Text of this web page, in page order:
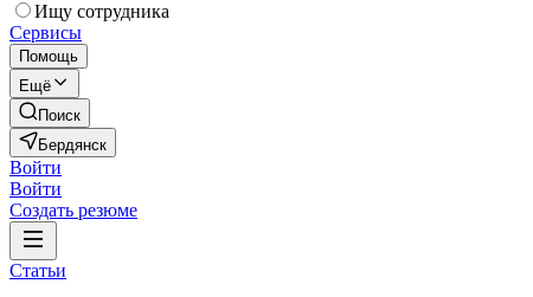
Ищу сотрудника
Сервисы
Помощь
Ещё
Поиск
Бердянск
Войти
Войти
Создать резюме
Статьи